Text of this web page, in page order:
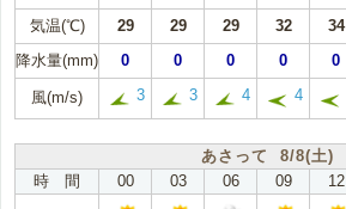
気温(℃) 29 29 29 32 34
降水量(mm)
0 0 0 0 0
風(m/s) 3 3 4 4
あさって 8/8(土)
時 間
00 03 06 09 12